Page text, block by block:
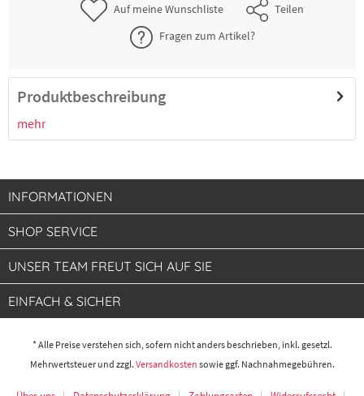
8300010587 GN 1/6, Tiefe 100 mm, Volumen 1,5 Liter
13,20 € *
8300010588 GN 1/6, Tiefe 65 mm, Volumen 1 Liter
Auf meine Wunschliste
Teilen
Fragen zum Artikel?
Produktbeschreibung
mehr
INFORMATIONEN
SHOP SERVICE
UNSER TEAM FREUT SICH AUF SIE
EINFACH & SICHER
* Alle Preise verstehen sich, sofern nicht anders beschrieben, inkl. gesetzl.
Mehrwertsteuer und zzgl. Versandkosten sowie ggf. Nachnahmegebühren.